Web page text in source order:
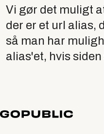
Vi gør det muligt
der er et url alias,
så man har
alias'et, hvis